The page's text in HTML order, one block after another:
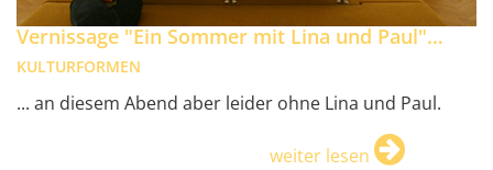
Vernissage "Ein Sommer mit Lina und Paul"…
KULTURFORMEN
... an diesem Abend aber leider ohne Lina und Paul.
weiter lesen